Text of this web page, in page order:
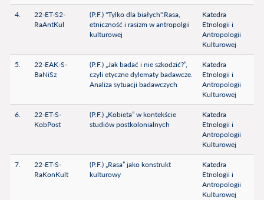
4.
22-ET-S2-
RaAntKul
(P.F.) "Tylko dla białych".Rasa,
etniczność i rasizm w antropolgii
kulturowej
Katedra
Etnologii i
Antropologii
Kulturowej
5.
22-EAK-S-
BaNiSz
(P.F.) „Jak badać i nie szkodzić?”,
czyli etyczne dylematy badawcze.
Analiza sytuacji badawczych
Katedra
Etnologii i
Antropologii
Kulturowej
6.
22-ET-S-
KobPost
(P.F.) „Kobieta” w kontekście
studiów postkolonialnych
Katedra
Etnologii i
Antropologii
Kulturowej
7.
22-ET-S-
RaKonKult
(P.F.) „Rasa” jako konstrukt
kulturowy
Katedra
Etnologii i
Antropologii
Kulturowej